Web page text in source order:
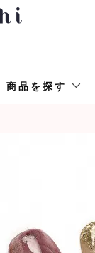
商品を探す